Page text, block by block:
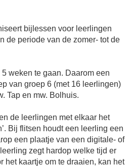
bijlessen voor leerlingen
de periode van de zomer- tot de
weken te gaan. Daarom een
van groep 6 (met 16 leerlingen)
Tap en mw. Bolhuis.
de leerlingen met elkaar het
Bij flitsen houdt een leerling een
een plaatje van een digitale- of
zegt hardop welke tijd er
het kaartje om te draaien, kan het